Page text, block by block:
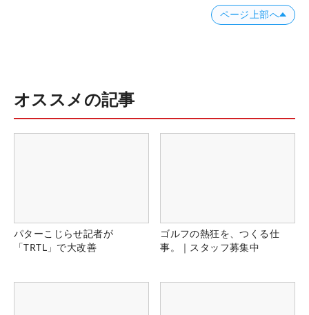
ページ上部へ
オススメの記事
パターこじらせ記者が
「TRTL」で大改善
ゴルフの熱狂を、つくる仕
事。｜スタッフ募集中